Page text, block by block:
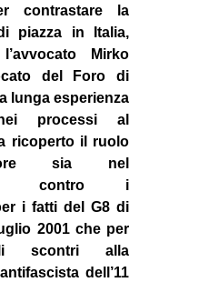
contrastare la
piazza in Italia,
Mirko
del Foro di
lunga esperienza
processi al
ricoperto il ruolo
sia nel
contro i
i fatti del G8 di
2001 che per
scontri alla
dell’11